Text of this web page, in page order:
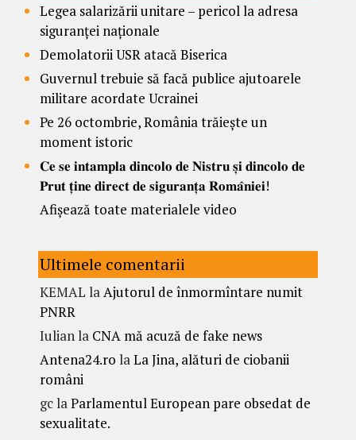
Legea salarizării unitare – pericol la adresa
siguranței naționale
Demolatorii USR atacă Biserica
Guvernul trebuie să facă publice ajutoarele
militare acordate Ucrainei
Pe 26 octombrie, România trăiește un
moment istoric
𝐂𝐞 𝐬𝐞 𝐢𝐧𝐭𝐚𝐦𝐩𝐥𝐚 𝐝𝐢𝐧𝐜𝐨𝐥𝐨 𝐝𝐞 𝐍𝐢𝐬𝐭𝐫𝐮 𝐬̦𝐢 𝐝𝐢𝐧𝐜𝐨𝐥𝐨 𝐝𝐞
𝐏𝐫𝐮𝐭 𝐭̦𝐢𝐧𝐞 𝐝𝐢𝐫𝐞𝐜𝐭 𝐝𝐞 𝐬𝐢𝐠𝐮𝐫𝐚𝐧𝐭̦𝐚 𝐑𝐨𝐦𝐚̂𝐧𝐢𝐞𝐢!
Afișează toate materialele video
Ultimele comentarii
KEMAL laAjutorul de înmormîntare numit
PNRR
Iulianla CNA mă acuză de fake news
Antena24.ro laLa Jina, alături de ciobanii
români
gclaParlamentul European pare obsedat de
sexualitate.